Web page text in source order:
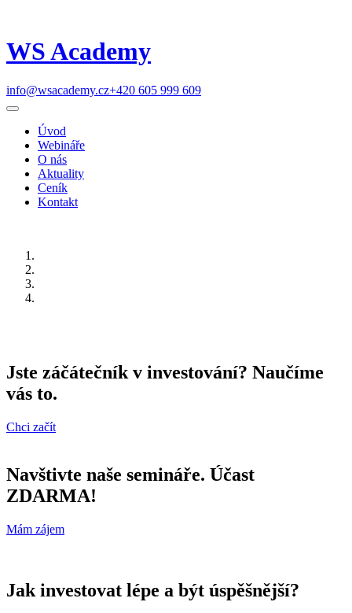
WS Academy
info@wsacademy.cz+420 605 999 609
Úvod
Webináře
O nás
Aktuality
Ceník
Kontakt
Jste záčátečník v investování? Naučíme
vás to.
Chci začít
Navštivte naše semináře. Účast
ZDARMA!
Mám zájem
Jak investovat lépe a být úspěšnější?